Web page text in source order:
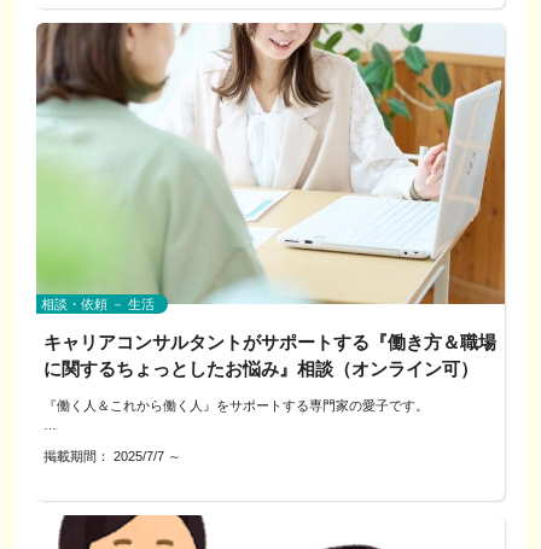
グラフィックデザイナー・イラストレーター歴20年。
ロゴ、チラシ、サイン制作からキャラクターデザインまで幅広く対応。
・官公庁や防災関連案件を多数担当
・ぎふクリスタル国体参加章デザイン（最優秀賞）
・全国城下町シンポジウム犬山大会シンボルマーク（最優秀賞）
そのほか、
・可児市消防団公式キャラクター「しょらちゃん」
・坂出市さかいで塩まつり公式キャラクター「しおっさん」
・日本ライン夏まつりロングラン花火チラシイラスト
・各市町の総合計画パンフレット挿絵、地域イベントポスター制作
「伝わる・残る・親しんでもらえるデザイン」で、地域や活動の魅力をカタ
◇自己紹介
キャリアコンサルタント国家資格
心理カウンセラー
占いセラピスト（西洋占星術、誕生花セラピー）
現在、教育現場にも携わりながら個人の働き方のサポートを行っておりま
す。
お子さんから大人、セカンドキャリアに関する「だれかに話を聞いてほし
い」と思われることを、じっくりお話をお聞きいたします。
どうぞお気軽にお問合せ下さい。
★占い要素無しのお話しをご希望であれば、そちらのプランもございますの
で、プロフィールをご覧ください。
などが自然と見えてきます！
このワークでは、アメリカの心理学者ホランド博士の「RIASEC理論」に基
づいて、
自分の性格タイプ（6タイプのいずれか）を知ることができます。
たとえば、こんなタイプがあります↓
現実的（R）：手を使って作業するのが好き
芸術的（A）：自分の感性で表現したい
…などなど
「やってみたら、意外とこれ好きかも！」
というような新しい発見もたくさん！
・友だちや家族と「働くこと」を話す材料に
進路や将来を考えはじめる子どもたちにぴったりのワークです！
ぜひ、楽しみながら“自分らしい未来”をのぞいてみませんか？
こと」を一緒に考えるワークショップを行っています。
このメニューは、子どもたちや子育て世代の方々が、
「自分らしい働き方・生き方」を見つけていくためのきっかけ作りとしてご
用意しました。
小中高生の皆さんが、将来に目を向け、
“自分ってどんな人？”“何を大切にしたい？”と、楽しく考えられる内容にな
また、ワークを通じて親子で話し合ったり、お互いの価値観を知り合えるき
① 価値観発見シートワーク【約30分】
16種類の価値観（例：「収入」「自由」「人の役に立つ」など）の中から、
「自分が大切にしたいこと」を選び、優先順位をつけていきます。
「自分って、こういう考え方をしてるんだ」
② インタビュー「『働く』ってなんだろう？」【約15分】
相談・依頼 － 生活
キャリアコンサルタントがサポートする『働き方＆職場
に関するちょっとしたお悩み』相談（オンライン可）
『働く人＆これから働く人』をサポートする専門家の愛子です。
個人の働き方の相談を承っております。
今まで、いろいろなお悩みの相談を受けてまいりました。
その中でも特に、お仕事や職場での人間関係、
掲載期間： 2025/7/7 ～